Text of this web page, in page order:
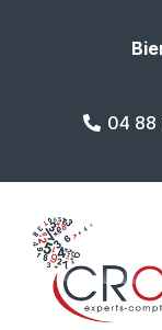
04 88